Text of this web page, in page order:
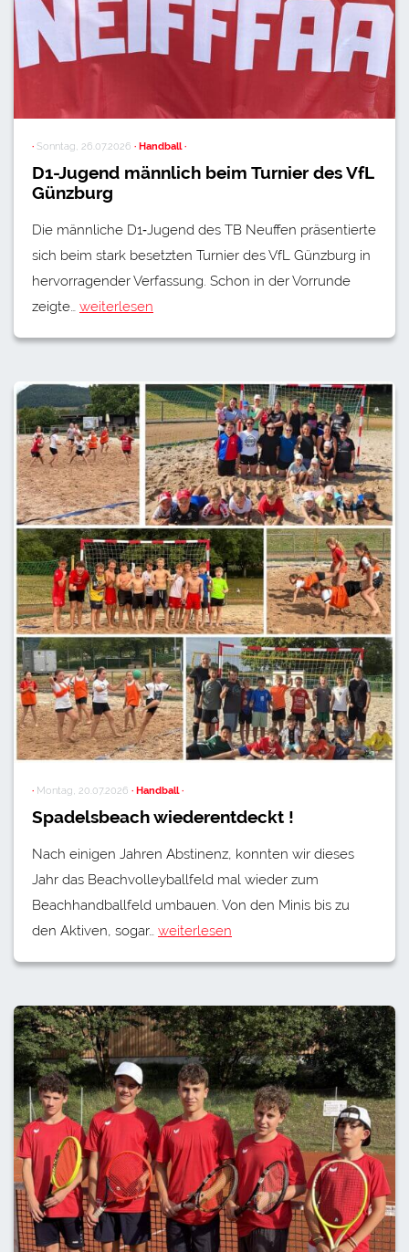
· Sonntag, 26.07.2026 · Handball ·
D1-Jugend männlich beim Turnier des VfL
Günzburg
Die männliche D1‑Jugend des TB Neuffen präsentierte
sich beim stark besetzten Turnier des VfL Günzburg in
hervorragender Verfassung. Schon in der Vorrunde
zeigte… weiterlesen
· Montag, 20.07.2026 · Handball ·
Spadelsbeach wiederentdeckt !
Nach einigen Jahren Abstinenz, konnten wir dieses
Jahr das Beachvolleyballfeld mal wieder zum
Beachhandballfeld umbauen. Von den Minis bis zu
den Aktiven, sogar… weiterlesen